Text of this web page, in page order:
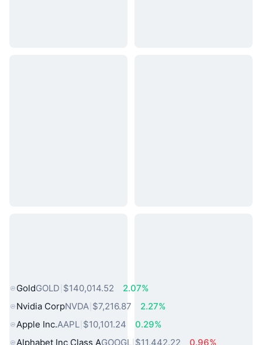
GoldGOLD $140,014.52
2.07%
Nvidia CorpNVDA $7,216.87
2.27%
Apple Inc.AAPL $10,101.24
0.29%
Alphabet Inc Class AGOOGL $11,442.22 0.96%